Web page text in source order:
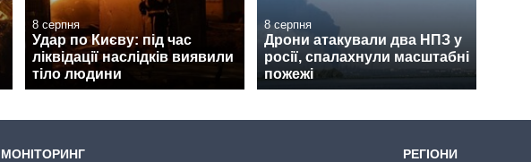
8 серпня
Удар по Києву: під час
ліквідації наслідків виявили
тіло людини
8 серпня
Дрони атакували два НПЗ у
росії, спалахнули масштабні
пожежі
МОНІТОРИНГ РЕГІОНИ